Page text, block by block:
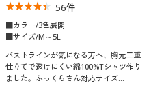
56件
■カラー/3色展開
■サイズ/M～5L
バストラインが気になる方へ、胸元二重
仕立てで透けにくい綿100%Tシャツ作り
ました。ふっくらさん対応サイズ